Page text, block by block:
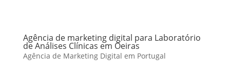
Agência de marketing digital para Laboratório
de Análises Clínicas em Oeiras
Agência de Marketing Digital em Portugal